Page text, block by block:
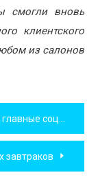
смогли вновь
клиентского
из салонов
кампании осени
завтраков